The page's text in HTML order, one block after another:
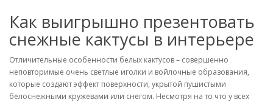
Как выигрышно презентовать
снежные кактусы в интерьере
Отличительные особенности белых кактусов – совершенно
неповторимые очень светлые иголки и войлочные образования,
которые создают эффект поверхности, укрытой пушистыми
белоснежными кружевами или снегом. Несмотря на то что у всех